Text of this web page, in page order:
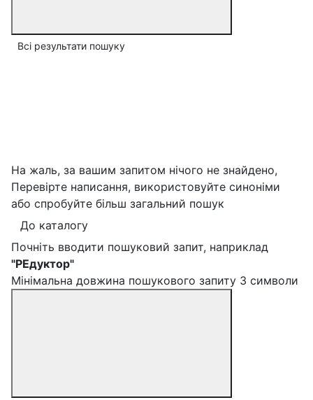
Всі результати пошуку
На жаль, за вашим запитом нічого не знайдено,
Перевірте написання, використовуйте синоніми
або спробуйте більш загальний пошук
До каталогу
Почніть вводити пошуковий запит, наприклад
"РЕдуктор"
Мінімальна довжина пошукового запиту 3 символи